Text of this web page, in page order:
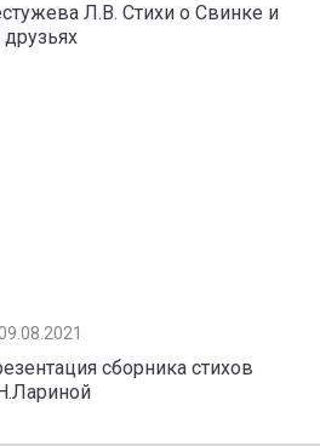
Л.В. Стихи о Свинке и
друзьях
сборника стихов